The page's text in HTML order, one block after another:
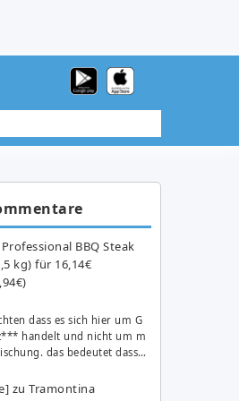
BBQ Steak
kg) für 16,14€
dass es sich hier um G
handelt und nicht um m
das bedeutet dass…
zuTramontina